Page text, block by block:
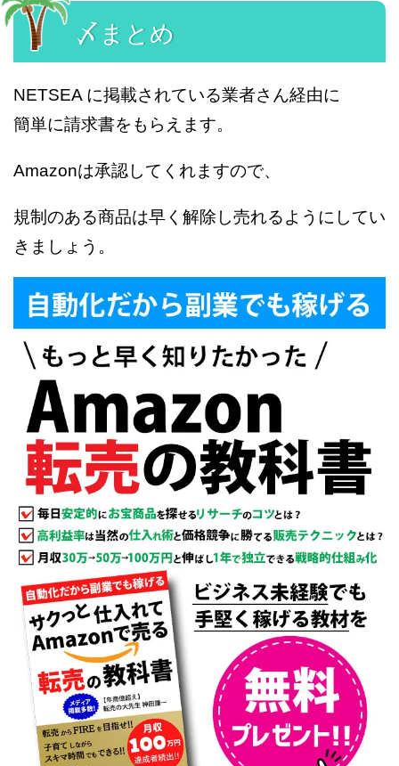
〆まとめ
NETSEA に掲載されている業者さん経由に
簡単に請求書をもらえます。
Amazonは承認してくれますので、
規制のある商品は早く解除し売れるようにしてい
きましょう。